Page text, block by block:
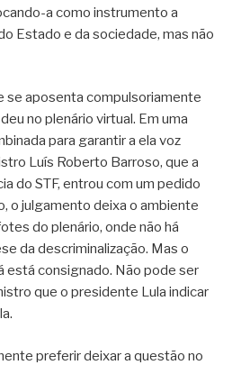
a como instrumento a
Estado e da sociedade, mas não
se aposenta compulsoriamente
no plenário virtual. Em uma
para garantir a ela voz
Luís Roberto Barroso, que a
do STF, entrou com um pedido
o julgamento deixa o ambiente
do plenário, onde não há
da descriminalização. Mas o
está consignado. Não pode ser
que o presidente Lula indicar
preferir deixar a questão no